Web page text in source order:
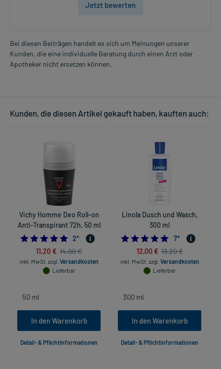
Jetzt bewerten
Bei diesen Beiträgen handelt es sich um Meinungen unserer
Kunden, die eine individuelle Beratung durch einen Arzt oder
Apotheker nicht ersetzen können.
Kunden, die diesen Artikel gekauft haben, kauften auch:
Vichy Homme Deo Roll-on
Anti-Transpirant 72h, 50 ml
5.0
2*
11,20 € 14,00 €
inkl. MwSt. zzgl. Versandkosten
Lieferbar
In den Warenkorb
Detail- & Pflichtinformationen
Linola Dusch und Wasch,
300 ml
5.0
7*
12,00 € 13,20 €
inkl. MwSt. zzgl. Versandkosten
Lieferbar
In den Warenkorb
Detail- & Pflichtinformationen